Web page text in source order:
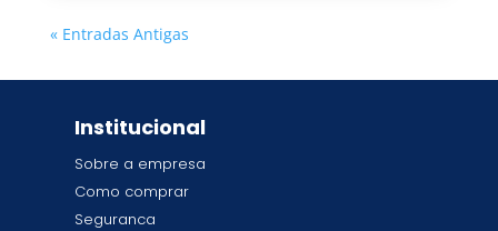
« Entradas Antigas
Institucional
Sobre a empresa
Como comprar
Seguranca